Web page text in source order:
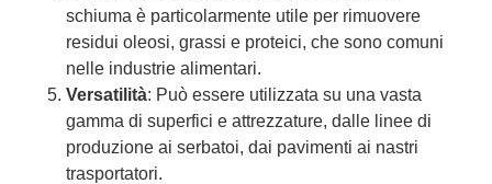
schiuma è particolarmente utile per rimuovere
residui oleosi, grassi e proteici, che sono comuni
nelle industrie alimentari.
Versatilità: Può essere utilizzata su una vasta
gamma di superfici e attrezzature, dalle linee di
produzione ai serbatoi, dai pavimenti ai nastri
trasportatori.